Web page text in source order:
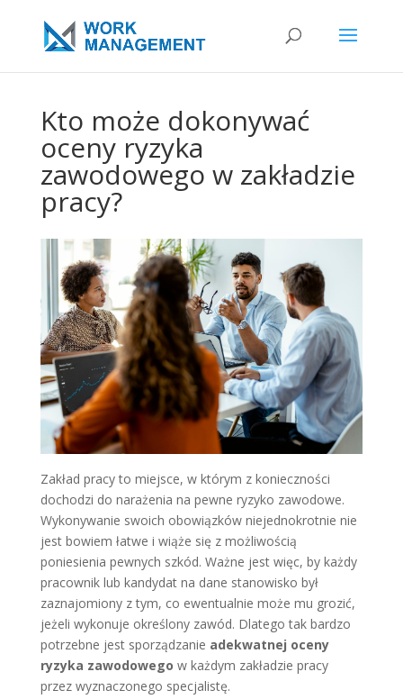
Kto może dokonywać
oceny ryzyka
zawodowego w zakładzie
pracy?
Zakład pracy to miejsce, w którym z konieczności
dochodzi do narażenia na pewne ryzyko zawodowe.
Wykonywanie swoich obowiązków niejednokrotnie nie
jest bowiem łatwe i wiąże się z możliwością
poniesienia pewnych szkód. Ważne jest więc, by każdy
pracownik lub kandydat na dane stanowisko był
zaznajomiony z tym, co ewentualnie może mu grozić,
jeżeli wykonuje określony zawód. Dlatego tak bardzo
potrzebne jest sporządzanie adekwatnej oceny
ryzyka zawodowego w każdym zakładzie pracy
przez wyznaczonego specjalistę.